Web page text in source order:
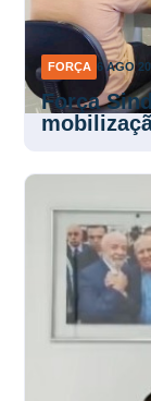
FORÇA 6 AGO
Força